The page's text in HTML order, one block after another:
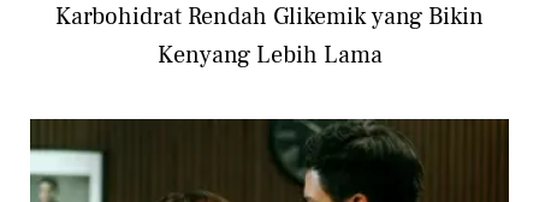
Karbohidrat Rendah Glikemik yang Bikin
Kenyang Lebih Lama